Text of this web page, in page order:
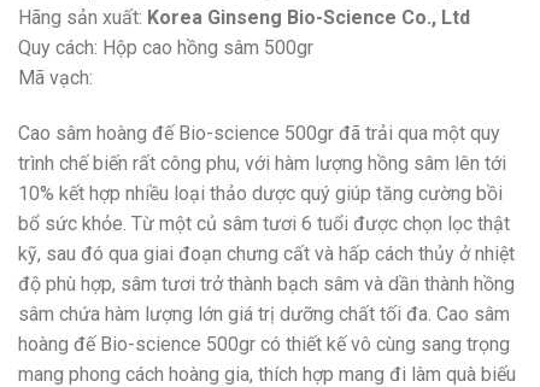
Hãng sản xuất: Korea Ginseng Bio-Science Co., Ltd
Quy cách: Hộp cao hồng sâm 500gr
Mã vạch:
Cao sâm hoàng đế Bio-science 500gr đã trải qua một quy
trình chế biến rất công phu, với hàm lượng hồng sâm lên tới
10% kết hợp nhiều loại thảo dược quý giúp tăng cường bồi
bổ sức khỏe. Từ một củ sâm tươi 6 tuổi được chọn lọc thật
kỹ, sau đó qua giai đoạn chưng cất và hấp cách thủy ở nhiệt
độ phù hợp, sâm tươi trở thành bạch sâm và dần thành hồng
sâm chứa hàm lượng lớn giá trị dưỡng chất tối đa. Cao sâm
hoàng đế Bio-science 500gr có thiết kế vô cùng sang trọng
mang phong cách hoàng gia, thích hợp mang đi làm quà biếu